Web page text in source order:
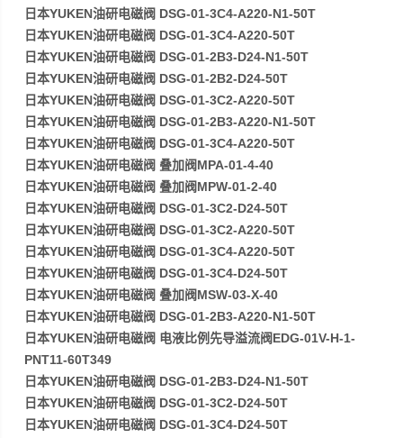
日本YUKEN油研电磁阀 DSG-01-3C4-A220-N1-50T
日本YUKEN油研电磁阀 DSG-01-3C4-A220-50T
日本YUKEN油研电磁阀 DSG-01-2B3-D24-N1-50T
日本YUKEN油研电磁阀 DSG-01-2B2-D24-50T
日本YUKEN油研电磁阀 DSG-01-3C2-A220-50T
日本YUKEN油研电磁阀 DSG-01-2B3-A220-N1-50T
日本YUKEN油研电磁阀 DSG-01-3C4-A220-50T
日本YUKEN油研电磁阀 叠加阀MPA-01-4-40
日本YUKEN油研电磁阀 叠加阀MPW-01-2-40
日本YUKEN油研电磁阀 DSG-01-3C2-D24-50T
日本YUKEN油研电磁阀 DSG-01-3C2-A220-50T
日本YUKEN油研电磁阀 DSG-01-3C4-A220-50T
日本YUKEN油研电磁阀 DSG-01-3C4-D24-50T
日本YUKEN油研电磁阀 叠加阀MSW-03-X-40
日本YUKEN油研电磁阀 DSG-01-2B3-A220-N1-50T
日本YUKEN油研电磁阀 电液比例先导溢流阀EDG-01V-H-1-
PNT11-60T349
日本YUKEN油研电磁阀 DSG-01-2B3-D24-N1-50T
日本YUKEN油研电磁阀 DSG-01-3C2-D24-50T
日本YUKEN油研电磁阀 DSG-01-3C4-D24-50T